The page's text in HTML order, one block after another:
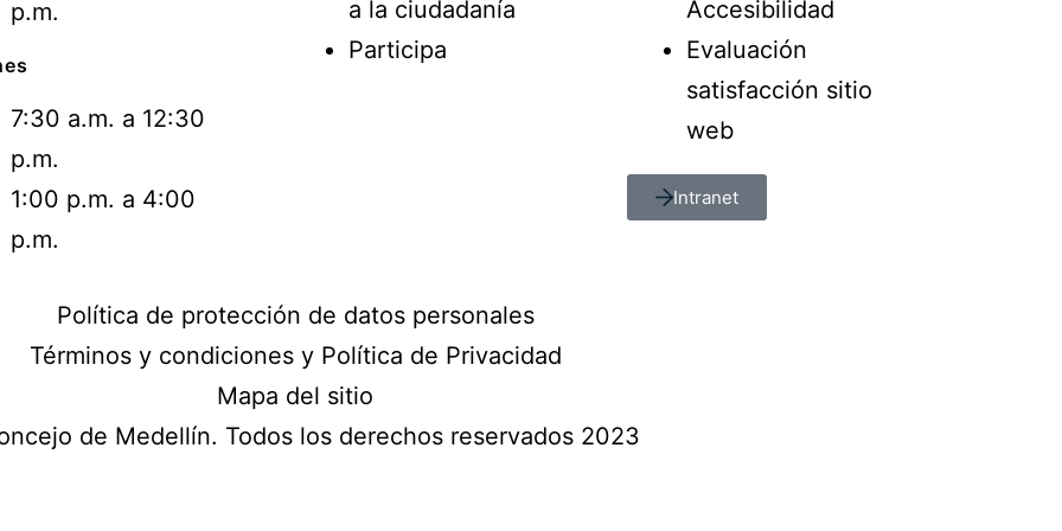
p.m.
7:30 a.m. a 12:30
p.m.
1:00 p.m. a 4:00
p.m.
a la ciudadanía
Participa
Accesibilidad
Evaluación
satisfacción sitio
web
Intranet
Política de protección de datos personales
Términos y condiciones y Política de Privacidad
Mapa del sitio
de Medellín. Todos los derechos reservados 2023